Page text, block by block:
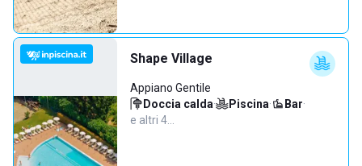
Shape Village
Appiano Gentile
Doccia calda· Piscina· Bar·
e altri 4…